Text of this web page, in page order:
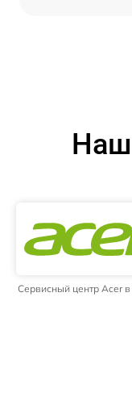
Сервисный центр Acer